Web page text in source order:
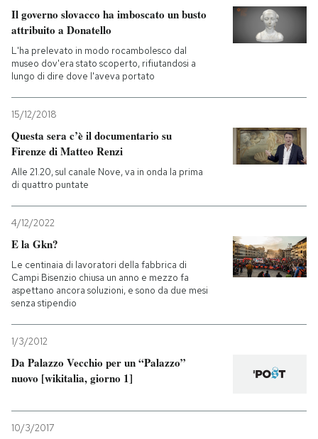
Entra
Il governo slovacco ha imboscato un busto
attribuito a Donatello
L'ha prelevato in modo rocambolesco dal
museo dov'era stato scoperto, rifiutandosi a
lungo di dire dove l'aveva portato
15/12/2018
Questa sera c’è il documentario su
Firenze di Matteo Renzi
Alle 21.20, sul canale Nove, va in onda la prima
di quattro puntate
4/12/2022
E la Gkn?
Le centinaia di lavoratori della fabbrica di
Campi Bisenzio chiusa un anno e mezzo fa
aspettano ancora soluzioni, e sono da due mesi
senza stipendio
1/3/2012
Da Palazzo Vecchio per un “Palazzo”
nuovo [wikitalia, giorno 1]
10/3/2017